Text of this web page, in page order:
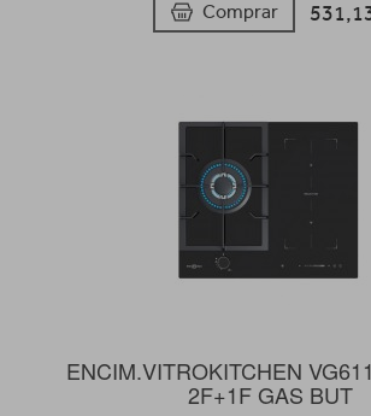
Comprar
ENCIM.VITROKITCHEN
2F+1F GAS BUT